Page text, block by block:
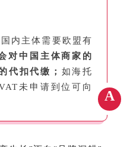
国内主体需要欧盟有
对中国主体商家的
代扣代缴； 如海托
未申请到位可向
A